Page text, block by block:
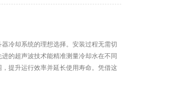
冷却系统的理想选择。安装过程无需切
的超声波技术能精准测量冷却水在不同
提升运行效率并延长使用寿命。凭借这